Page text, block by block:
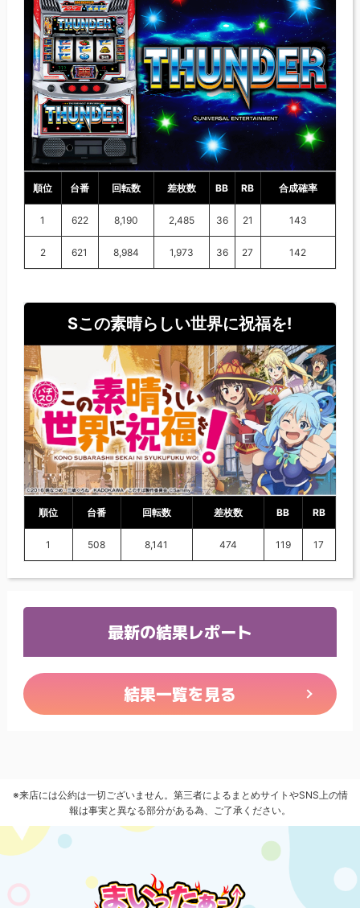
順位 台番 回転数 差枚数 BB RB 合成確率
1 622 8,190 2,485 36 21 143
2 621 8,984 1,973 36 27 142
Sこの素晴らしい世界に祝福を!
順位 台番 回転数 差枚数 BB RB
1 508 8,141 474 119 17
最新の結果レポート
結果一覧を見る
※来店には公約は一切ございません。第三者によるまとめサイトやSNS上の情
報は事実と異なる部分がある為、ご了承ください。